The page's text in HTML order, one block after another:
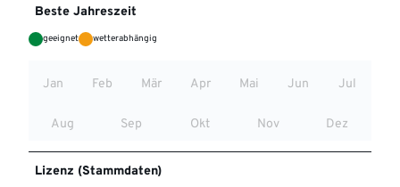
Beste Jahreszeit
geeignet wetterabhängig
Jan Feb Mär Apr Mai Jun Jul
Aug Sep Okt Nov Dez
Lizenz (Stammdaten)